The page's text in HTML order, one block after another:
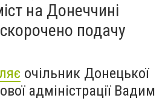
на Донеччині
подачу
очільник Донецької
адміністрації Вадим